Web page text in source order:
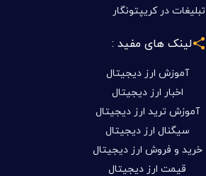
تبلیغات در کریپتونگار
لینک های مفید :
آموزش ارز دیجیتال
اخبار ارز دیجیتال
آموزش ترید ارز دیجیتال
سیگنال ارز دیجیتال
خرید و فروش ارز دیجیتال
قیمت ارز دیجیتال